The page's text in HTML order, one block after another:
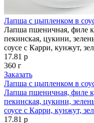
Лапша с цыпленком в
Лапша пшеничная, филе
пекинская, цукини,
соусе с Карри, кунжут,
17.81 р
360 г
Заказать
Лапша с цыпленком в
Лапша пшеничная, филе
пекинская, цукини,
соусе с Карри, кунжут,
17.81 р